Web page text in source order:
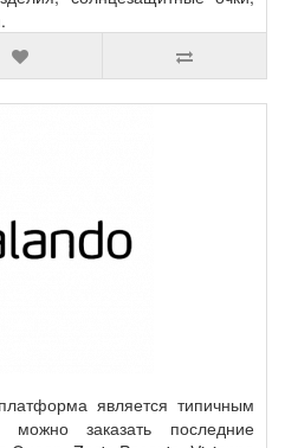
является типичным
заказать последние